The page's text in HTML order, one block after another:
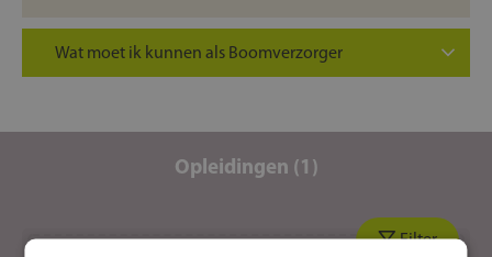
Wat moet ik kunnen als Boomverzorger
en sjouwen zijn dagelijkse kost.
meteen of een boom gelukkig of ziek is.
Opleidingen (1)
Filter